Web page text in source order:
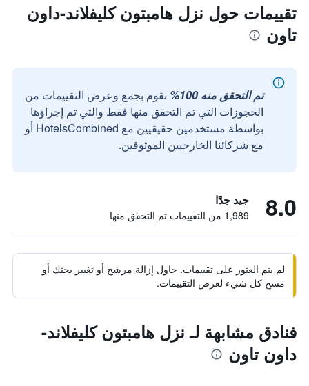
تقييمات حول نزل هامبتون كليفلاند-داون
تاون
تم التحقق منه 100%
نقوم بجمع وعرض التقييمات من
الحجوزات التي تم التحقق منها فقط والتي تم إجراؤها
بواسطة مستخدمين حقيقيين مع HotelsCombined أو
مع شركائنا الخارجيين الموثوقين.
8.0 جيد جدًا
1,989 من التقييمات تم التحقق منها
لم يتم العثور على تقييمات. حاول إزالة مرشح أو تغيير بحثك أو
مسح كل شيء لعرض التقييمات.
فنادق مشابهة لـ نزل هامبتون كليفلاند-
داون تاون